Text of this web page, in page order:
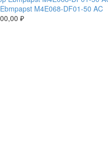
M4E068-DF01-50 AC
₽